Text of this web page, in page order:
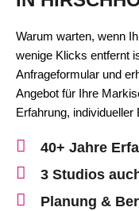
Warum warten, wenn
wenige Klicks entfernt
Anfrageformular und
Angebot für Ihre
Erfahrung,
40+ Jahre
3 Studios
Planung &